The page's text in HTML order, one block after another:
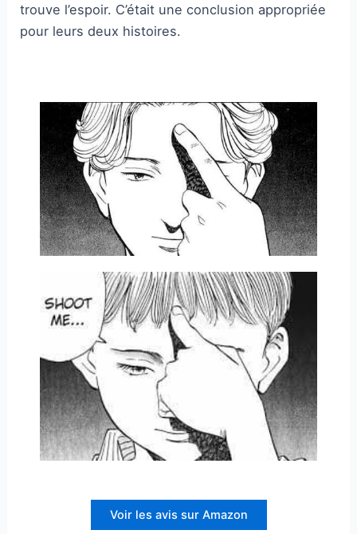
trouve l’espoir. C’était une conclusion appropriée
pour leurs deux histoires.
Voir les avis sur Amazon